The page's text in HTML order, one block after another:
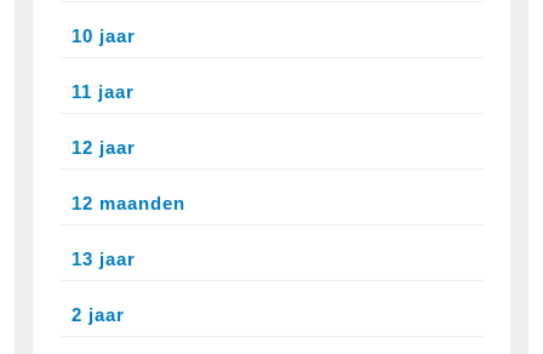
10 jaar
11 jaar
12 jaar
12 maanden
13 jaar
2 jaar